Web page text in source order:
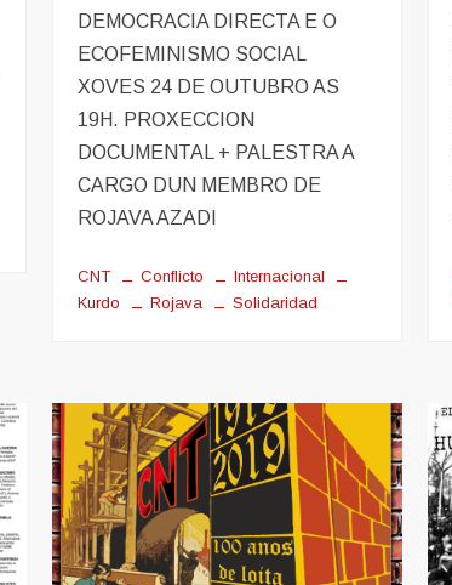
DEMOCRACIA DIRECTA E O
ECOFEMINISMO SOCIAL
XOVES 24 DE OUTUBRO AS
19H. PROXECCION
DOCUMENTAL + PALESTRA A
CARGO DUN MEMBRO DE
ROJAVA AZADI
CNT Conflicto
Internacional
Kurdo
Rojava Solidaridad